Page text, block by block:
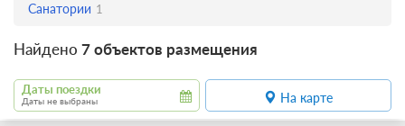
Санатории 1
Найдено 7 объектов размещения
Даты поездки
Даты не выбраны На карте